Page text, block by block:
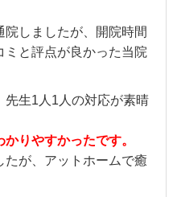
しましたが、開院時間
ミと評点が良かった当院
先生1人1人の対応が素晴
りやすかったです。
が、アットホームで癒